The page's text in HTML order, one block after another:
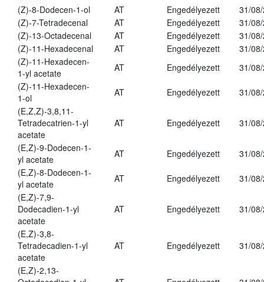
(Z)-8-Dodecen-1-ol
AT Engedélyezett
31/
(Z)-7-Tetradecenal
AT Engedélyezett
31/
(Z)-13-Octadecenal
AT Engedélyezett
31/
(Z)-11-Hexadecenal
AT Engedélyezett
31/
(Z)-11-Hexadecen-
1-yl acetate
AT Engedélyezett
31/
(Z)-11-Hexadecen-
1-ol
AT Engedélyezett
31/
(E,Z,Z)-3,8,11-
Tetradecatrien-1-yl
acetate
AT Engedélyezett 31/
(E,Z)-9-Dodecen-1-
yl acetate
AT Engedélyezett
31/
(E,Z)-8-Dodecen-1-
yl acetate
AT Engedélyezett
31/
(E,Z)-7,9-
Dodecadien-1-yl
acetate
AT Engedélyezett 31/
(E,Z)-3,8-
Tetradecadien-1-yl
acetate
AT Engedélyezett 31/
(E,Z)-2,13-